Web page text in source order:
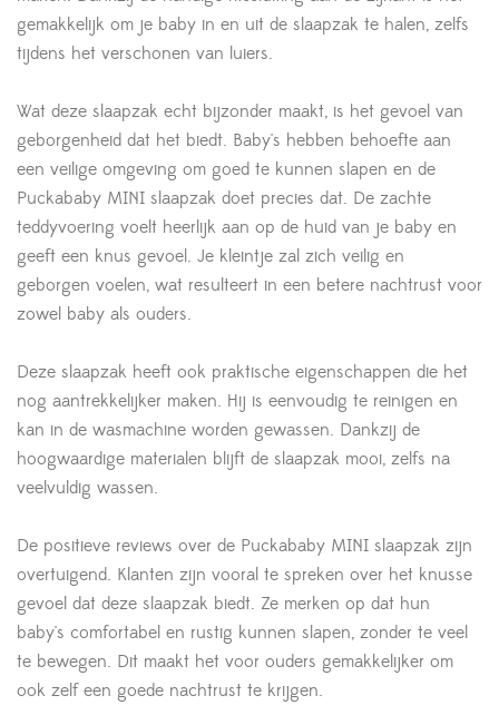
gemakkelijk om je baby in en uit de slaapzak te halen, zelfs
tijdens het verschonen van luiers.
Wat deze slaapzak echt bijzonder maakt, is het gevoel van
geborgenheid dat het biedt. Baby's hebben behoefte aan
een veilige omgeving om goed te kunnen slapen en de
Puckababy MINI slaapzak doet precies dat. De zachte
teddyvoering voelt heerlijk aan op de huid van je baby en
geeft een knus gevoel. Je kleintje zal zich veilig en
geborgen voelen, wat resulteert in een betere nachtrust voor
zowel baby als ouders.
Deze slaapzak heeft ook praktische eigenschappen die het
nog aantrekkelijker maken. Hij is eenvoudig te reinigen en
kan in de wasmachine worden gewassen. Dankzij de
hoogwaardige materialen blijft de slaapzak mooi, zelfs na
veelvuldig wassen.
De positieve reviews over de Puckababy MINI slaapzak zijn
overtuigend. Klanten zijn vooral te spreken over het knusse
gevoel dat deze slaapzak biedt. Ze merken op dat hun
baby's comfortabel en rustig kunnen slapen, zonder te veel
te bewegen. Dit maakt het voor ouders gemakkelijker om
ook zelf een goede nachtrust te krijgen.